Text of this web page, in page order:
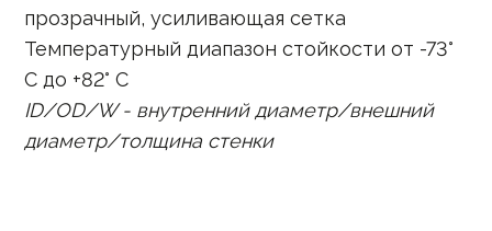
прозрачный, усиливающая сетка
Температурный диапазон стойкости от -73°
C до +82° C
ID/OD/W - внутренний диаметр/внешний
диаметр/толщина стенки